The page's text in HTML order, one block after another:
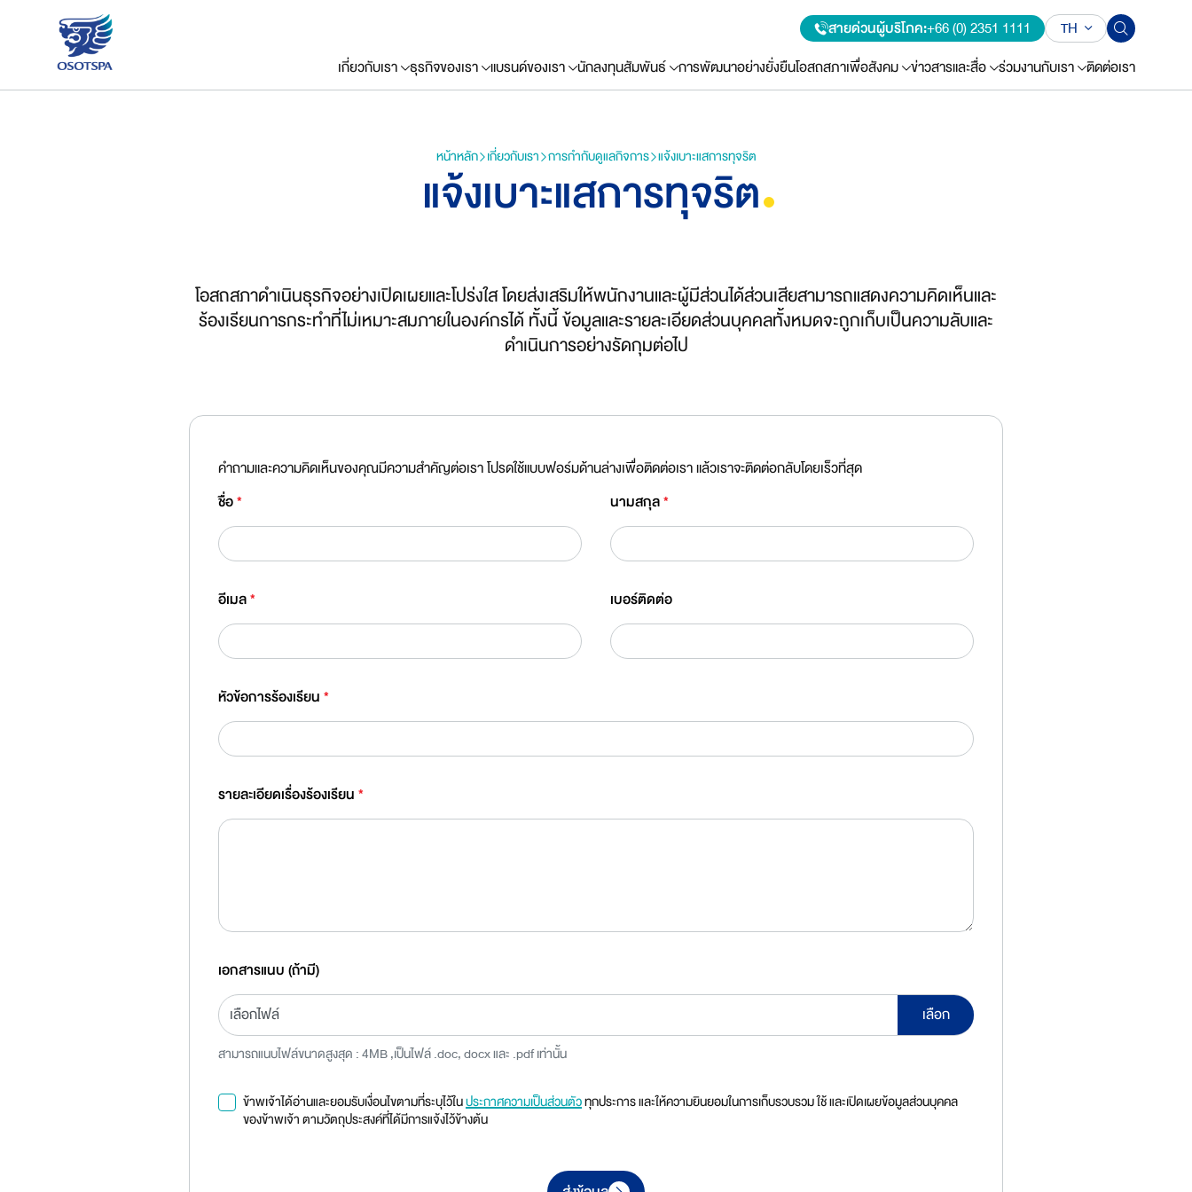
สายด่วนผู้บริโภค:+66 (0) 2351 1111
TH
เกี่ยวกับเรา ธุรกิจของเรา แบรนด์ของเรา นักลงทุนสัมพันธ์ การพัฒนาอย่างยั่งยืนโอสถสภาเพื่อสังคม ข่าวสารและสื่อ ร่วมงานกับเรา ติดต่อเรา
หน้าหลัก เกี่ยวกับเรา การกำกับดูแลกิจการ แจ้งเบาะแสการทุจริต
แจ้งเบาะแสการทุจริต
โอสถสภาดำเนินธุรกิจอย่างเปิดเผยและโปร่งใส โดยส่งเสริมให้พนักงานและผู้มีส่วนได้ส่วนเสียสามารถแสดงความคิดเห็นและ
ร้องเรียนการกระทำที่ไม่เหมาะสมภายในองค์กรได้ ทั้งนี้ ข้อมูลและรายละเอียดส่วนบุคคลทั้งหมดจะถูกเก็บเป็นความลับและ
ดำเนินการอย่างรัดกุมต่อไป
คำถามและความคิดเห็นของคุณมีความสำคัญต่อเรา โปรดใช้แบบฟอร์มด้านล่างเพื่อติดต่อเรา แล้วเราจะติดต่อกลับโดยเร็วที่สุด
ชื่อ* นามสกุล*
อีเมล* เบอร์ติดต่อ
หัวข้อการร้องเรียน*
รายละเอียดเรื่องร้องเรียน*
เอกสารแนบ (ถ้ามี)
เลือกไฟล์
สามารถแนบไฟล์ขนาดสูงสุด : 4MB ,เป็นไฟล์ .doc, docx และ .pdf เท่านั้น
ข้าพเจ้าได้อ่านและยอมรับเงื่อนไขตามที่ระบุไว้ในประกาศความเป็นส่วนตัวทุกประการ และให้ความยินยอมในการเก็บรวบรวม ใช้ และเปิดเผยข้อมูลส่วนบุคคล
ของข้าพเจ้า ตามวัตถุประสงค์ที่ได้มีการแจ้งไว้ข้างต้น